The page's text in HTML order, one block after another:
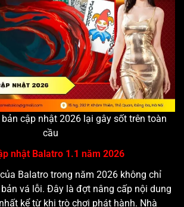
cập nhật 2026 lại gây sốt trên toàn
cầu
nhật Balatro 1.1 năm 2026
Balatro trong năm 2026 không chỉ
vá lỗi. Đây là đợt nâng cấp nội dung
kể từ khi trò chơi phát hành. Nhà